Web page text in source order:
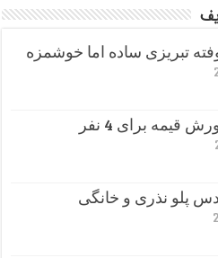
تبریزی ساده اما خوشمزه
قیمه برای 4 نفر
پلو نذری و خانگی